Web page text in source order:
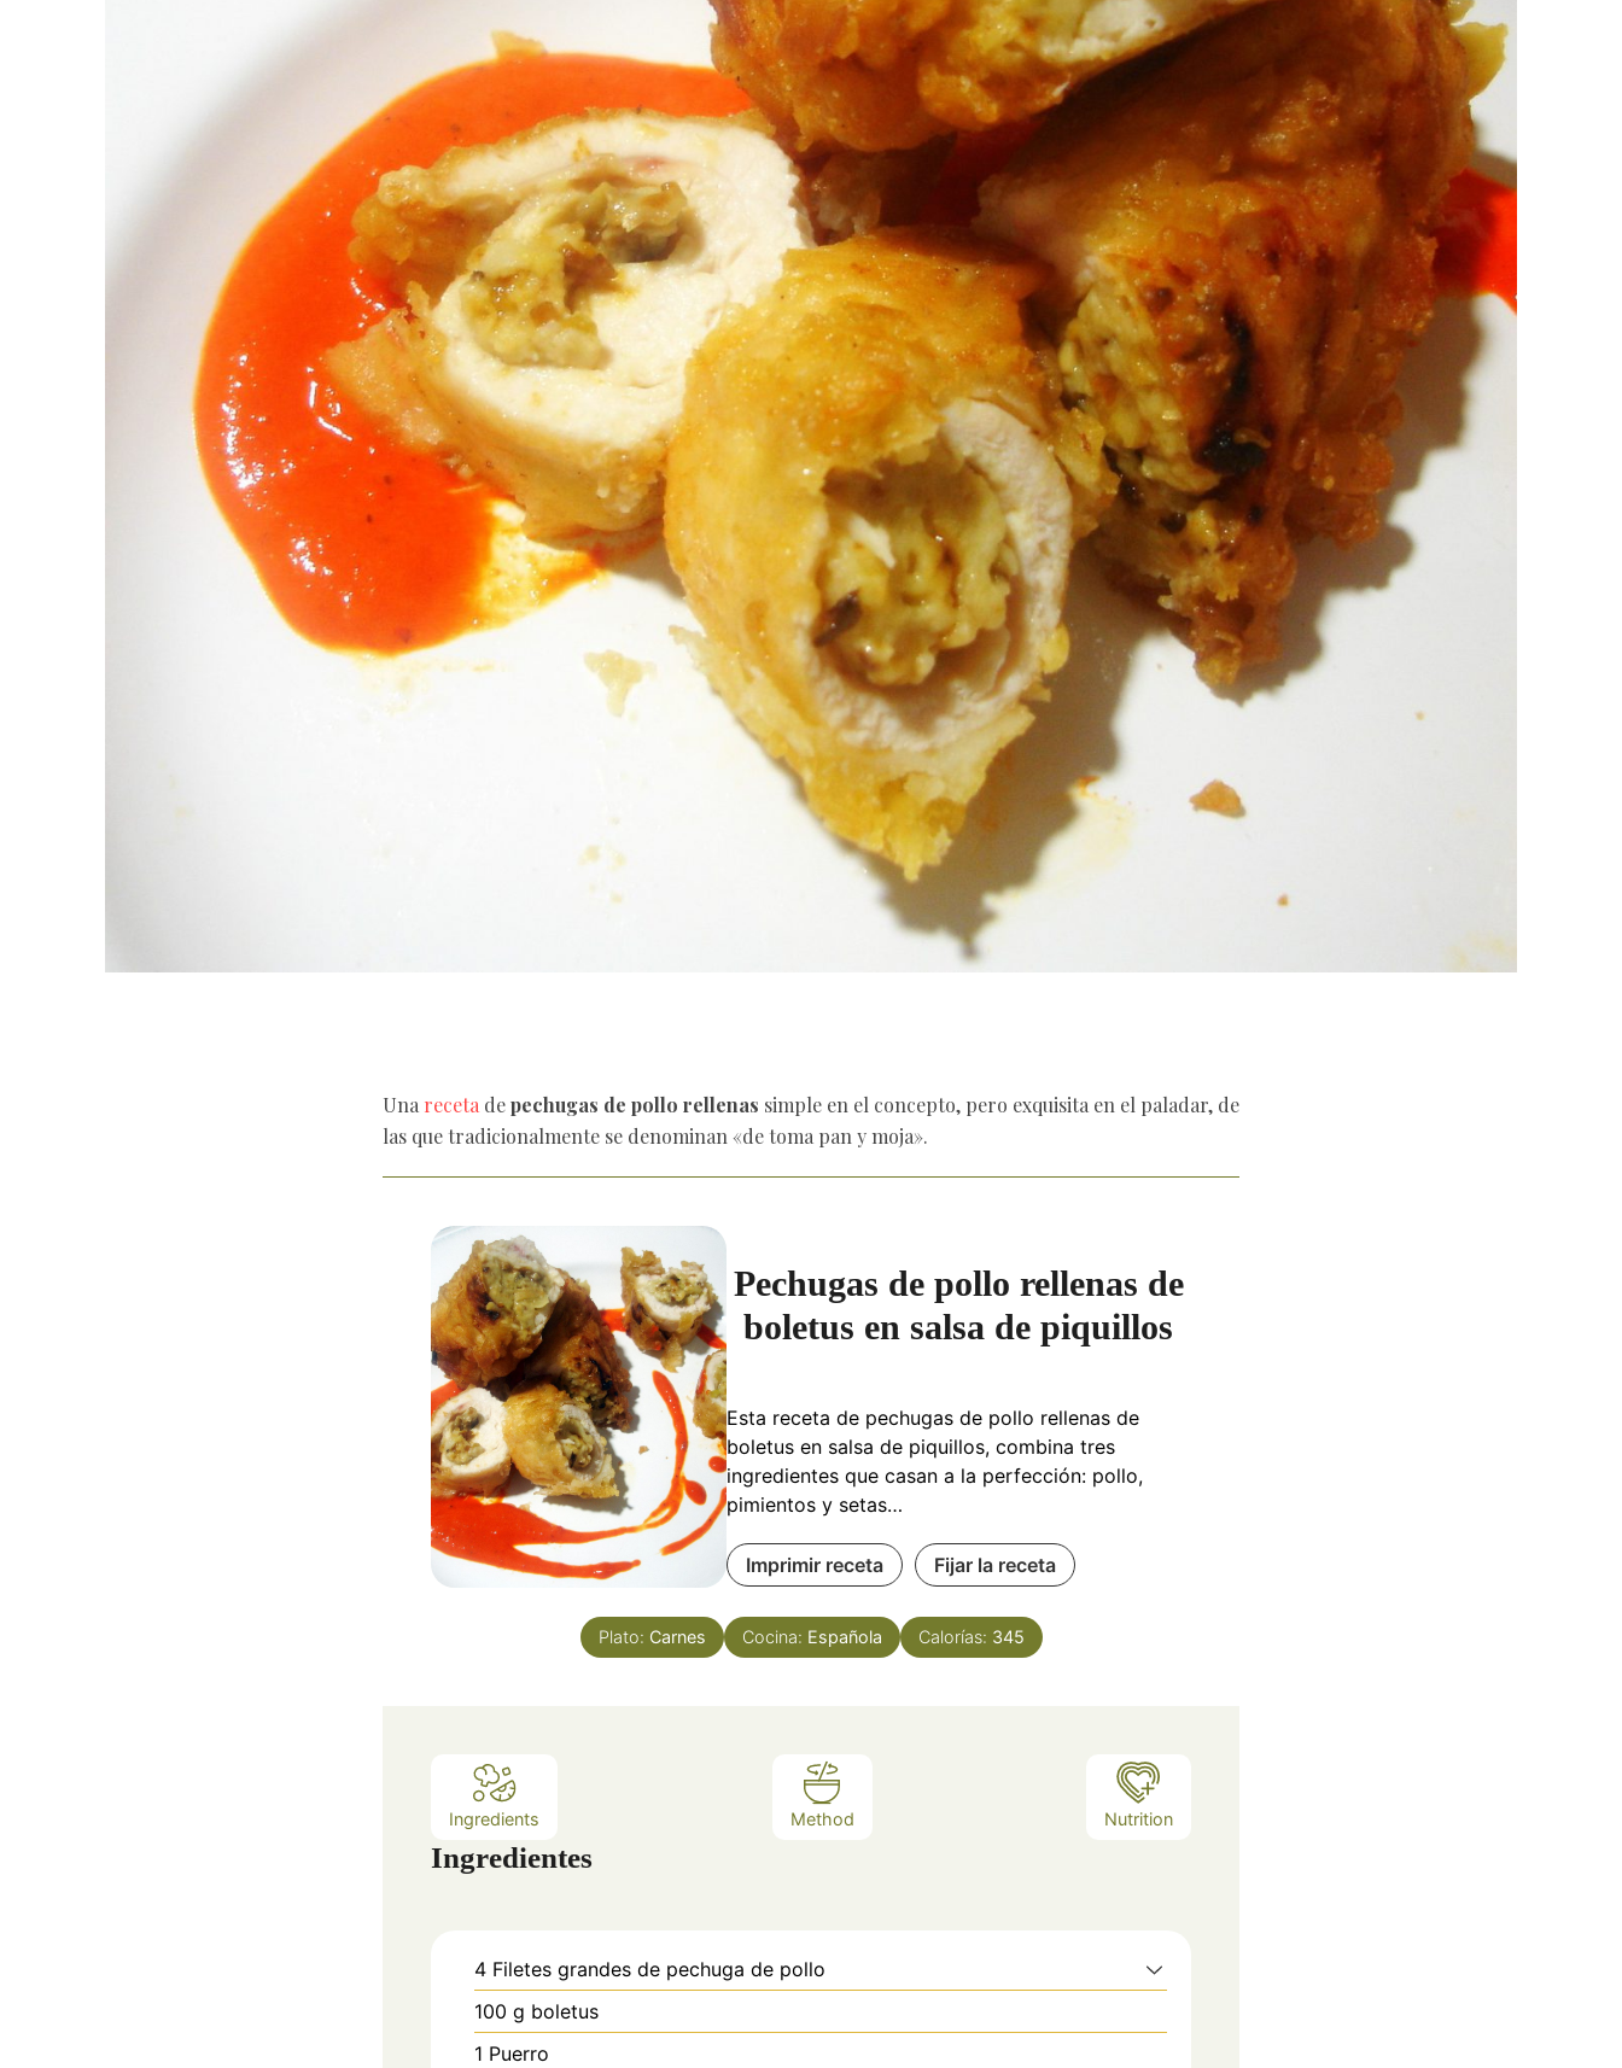
Una receta depechugas de pollo rellenas simple en el concepto, pero exquisita en el paladar, de
las que tradicionalmente se denominan «de toma pan y moja».
Pechugas de pollo rellenas de
boletus en salsa de piquillos
Esta receta de pechugas de pollo rellenas de
boletus en salsa de piquillos, combina tres
ingredientes que casan a la perfección: pollo,
pimientos y setas…
Imprimir receta Fijar la receta
Plato: Carnes Cocina: Española Calorías: 345
Ingredients Method Nutrition
Ingredientes
4 Filetes grandes de pechuga de pollo
100 g boletus
1 Puerro